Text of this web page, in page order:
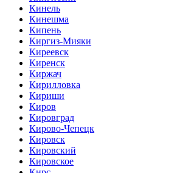
Кинель
Кинешма
Кипень
Киргиз-Мияки
Киреевск
Киренск
Киржач
Кирилловка
Кириши
Киров
Кировград
Кирово-Чепецк
Кировск
Кировский
Кировское